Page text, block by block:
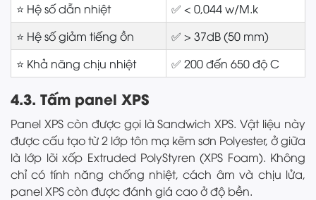
⭐ Hệ số dẫn nhiệt
✅ < 0,044 w/M.k
⭐ Hệ số giảm tiếng ồn
✅ > 37dB (50 mm)
⭐ Khả năng chịu nhiệt
✅ 200 đến 650 độ C
4.3. Tấm panel XPS
Panel XPS còn được gọi là Sandwich XPS. Vật liệu này
được cấu tạo từ 2 lớp tôn mạ kẽm sơn Polyester, ở giữa
là lớp lõi xốp Extruded PolyStyren (XPS Foam). Không
chỉ có tính năng chống nhiệt, cách âm và chịu lửa,
panel XPS còn được đánh giá cao ở độ bền.